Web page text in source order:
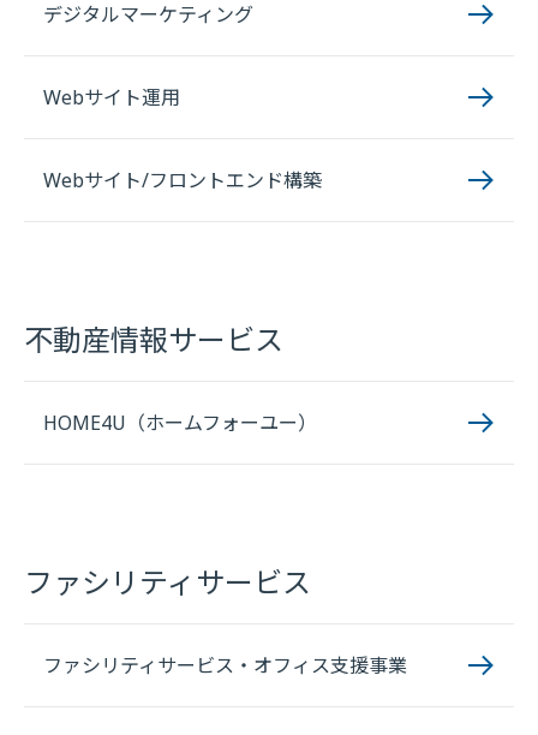
デジタルマーケティング
Webサイト運用
Webサイト/フロントエンド構築
不動産情報サービス
HOME4U（ホームフォーユー）
ファシリティサービス
ファシリティサービス・オフィス支援事業